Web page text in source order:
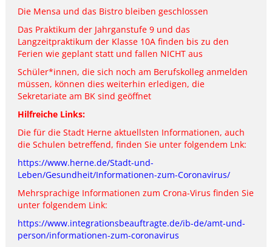
Die Mensa und das Bistro bleiben geschlossen
Das Praktikum der Jahrganstufe 9 und das
Langzeitpraktikum der Klasse 10A finden bis zu den
Ferien wie geplant statt und fallen NICHT aus
Schüler*innen, die sich noch am Berufskolleg anmelden
müssen, können dies weiterhin erledigen, die
Sekretariate am BK sind geöffnet
Hilfreiche Links:
Die für die Stadt Herne aktuellsten Informationen, auch
die Schulen betreffend, finden Sie unter folgendem Lnk:
https://www.herne.de/Stadt-und-
Leben/Gesundheit/Informationen-zum-Coronavirus/
Mehrsprachige Informationen zum Crona-Virus finden Sie
unter folgendem Link:
https://www.integrationsbeauftragte.de/ib-de/amt-und-
person/informationen-zum-coronavirus